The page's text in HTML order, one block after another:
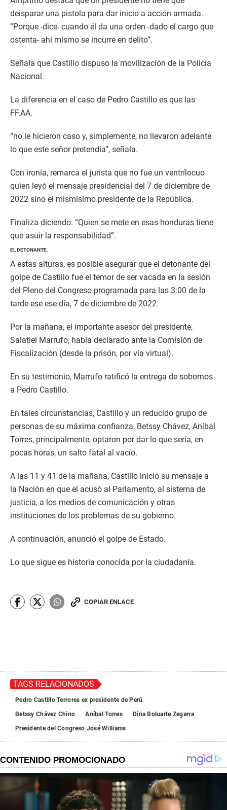
deisparar una pistola para dar inicio a acción armada.
“Porque -dice- cuando él da una orden -dado el cargo que
ostenta- ahí mismo se incurre en delito”.
Señala que Castillo dispuso la movilización de la Policía
Nacional.
La diferencia en el caso de Pedro Castillo es que las
FF.AA.
“no le hicieron caso y, simplemente, no llevaron adelante
lo que este señor pretendía”, señala.
Con ironía, remarca el jurista que no fue un ventrílocuo
quien leyó el mensaje presidencial del 7 de diciembre de
2022 sino el mismísimo presidente de la República.
Finaliza diciendo: “Quien se mete en esas honduras tiene
que asuir la responsabilidad”.
EL DETONANTE.
A estas alturas, es posible asegurar que el detonante del
golpe de Castillo fue el temor de ser vacada en la sesión
del Pleno del Congreso programada para las 3:00 de la
tarde ese ese día, 7 de diciembre de 2022.
Por la mañana, el importante asesor del presidente,
Salatiel Marrufo, había declarado ante la Comisión de
Fiscalización (desde la prisón, por vía virtual).
En su testimonio, Marrufo ratificó la entrega de sobornos
a Pedro Castillo.
En tales circunstancias, Castillo y un reducido grupo de
personas de su máxima confianza, Betssy Chávez, Aníbal
Torres, principalmente, optaron por dar lo que sería, en
pocas horas, un salto fatal al vacío.
A las 11 y 41 de la mañana, Castillo inició su mensaje a
la Nación en que el acusó al Parlamento, al sistema de
justicia, a los medios de comunicación y otras
instituciones de los problemas de su gobierno.
A continuación, anunció el golpe de Estado.
Lo que sigue es historia conocida por la ciudadanía.
COPIAR ENLACE
TAGS RELACIONADOS
Pedro Castillo Terrores ex presidente de Perú
Betssy Chávez Chino
Aníbal Torres
Dina Boluarte Zegarra
Presidente del Congreso José Williams